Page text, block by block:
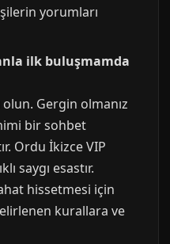
yorumları
ilk buluşmamda
olun. Gergin olmanız
bir sohbet
Ordu İkizce VIP
saygı esastır.
hissetmesi için
kurallara ve